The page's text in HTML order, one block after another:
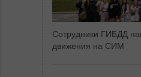
Сотрудники ГИБДД
движения на СИМ